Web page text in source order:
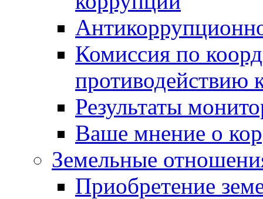
Комиссия по
противодействию
Результаты
Ваше мнение о
Земельные
Приобретение